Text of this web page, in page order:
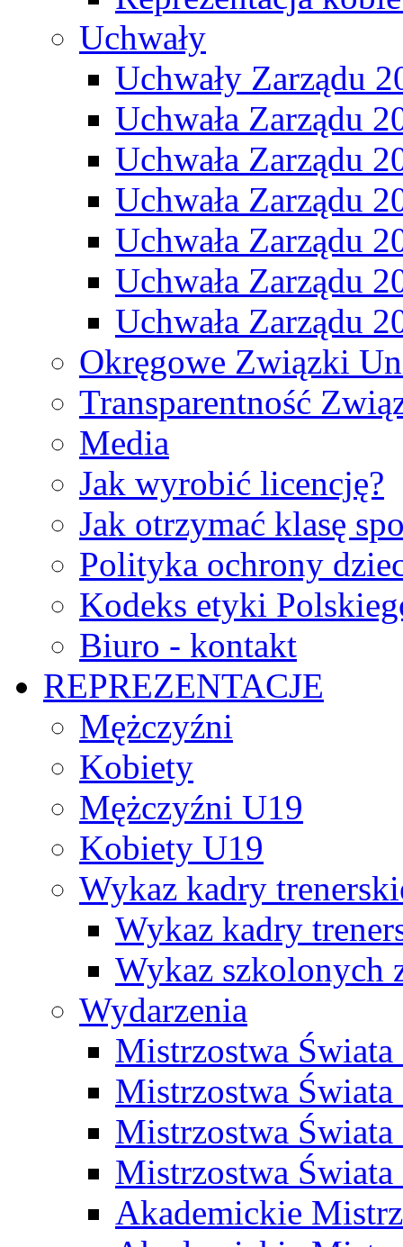
Uchwały
Uchwały Zarządu
Uchwała Zarządu
Uchwała Zarządu
Uchwała Zarządu
Uchwała Zarządu
Uchwała Zarządu
Uchwała Zarządu
Okręgowe Związki
Transparentność
Media
Jak wyrobić licencję?
Jak otrzymać klasę
Polityka ochrony
Kodeks etyki
Biuro - kontakt
REPREZENTACJE
Mężczyźni
Kobiety
Mężczyźni U19
Kobiety U19
Wykaz kadry
Wykaz kadry
Wykaz szkolonych
Wydarzenia
Mistrzostwa
Mistrzostwa
Mistrzostwa
Mistrzostwa
Akademickie